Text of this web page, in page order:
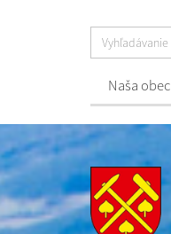
Naša obec